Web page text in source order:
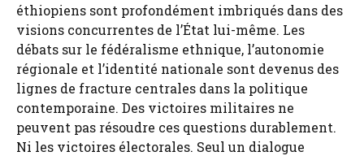
éthiopiens sont profondément imbriqués dans des
visions concurrentes de l’État lui-même. Les
débats sur le fédéralisme ethnique, l’autonomie
régionale et l’identité nationale sont devenus des
lignes de fracture centrales dans la politique
contemporaine. Des victoires militaires ne
peuvent pas résoudre ces questions durablement.
Ni les victoires électorales. Seul un dialogue